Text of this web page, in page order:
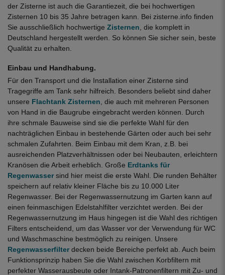
der Zisterne ist auch die Garantiezeit, die bei hochwertigen
Zisternen 10 bis 35 Jahre betragen kann. Bei zisterne.info finden
Sie ausschließlich hochwertige Zisternen , die komplett in
Deutschland hergestellt werden. So können Sie sicher sein, beste
Qualität zu erhalten.
Einbau und Handhabung.
Für den Transport und die Installation einer Zisterne sind
Tragegriffe am Tank sehr hilfreich. Besonders beliebt sind daher
unsere Flachtank Zisternen , die auch mit mehreren Personen
von Hand in die Baugrube eingebracht werden können. Durch
ihre schmale Bauweise sind sie die perfekte Wahl für den
nachträglichen Einbau in bestehende Gärten oder auch bei sehr
schmalen Zufahrten. Beim Einbau mit dem Kran, z.B. bei
ausreichenden Platzverhältnissen oder bei Neubauten, erleichtern
Kranösen die Arbeit erheblich. Große Erdtanks für
Regenwassersind hier meist die erste Wahl. Die runden Behälter
speichern auf relativ kleiner Fläche bis zu 10.000 Liter
Regenwasser. Bei der Regenwassernutzung im Garten kann auf
einen feinmaschigen Edelstahlfilter verzichtet werden. Bei der
Regenwassernutzung im Haus hingegen ist die Wahl des richtigen
Filters entscheidend, um das Wasser vor der Verwendung für WC
und Waschmaschine bestmöglich zu reinigen. Unsere
Regenwasserfilterdecken beide Bereiche perfekt ab. Auch beim
Funktionsprinzip haben Sie die Wahl zwischen Korbfiltern mit
perfekter Wasserausbeute oder Intank-Patronenfiltern mit Zu- und